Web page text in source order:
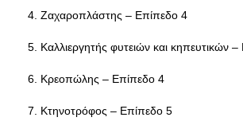
4. Ζαχαροπλάστης – Επίπεδο 4
5. Καλλιεργητής φυτειών και κηπευτικών
6. Κρεοπώλης – Επίπεδο 4
7. Κτηνοτρόφος – Επίπεδο 5